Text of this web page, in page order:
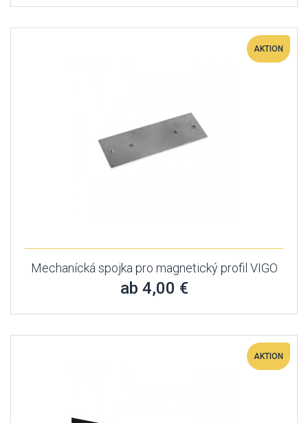
AKTION
Mechanícká spojka pro magnetický profil VIGO
ab 4,00 €
AKTION